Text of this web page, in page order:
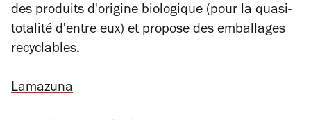
des produits d'origine biologique (pour la quasi-
totalité d'entre eux) et propose des emballages
recyclables.
Lamazuna